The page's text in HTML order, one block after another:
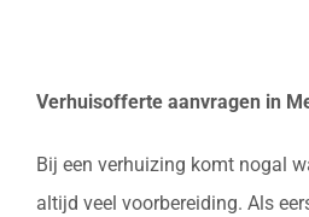
Verhuisofferte aanvragen in
Bij een verhuizing komt nogal
altijd veel voorbereiding. Als